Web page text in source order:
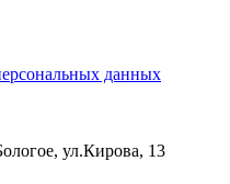
данных
ул.Кирова, 13